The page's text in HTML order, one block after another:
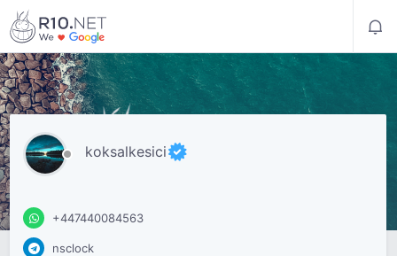
koksalkesici
+447440084563
nsclock